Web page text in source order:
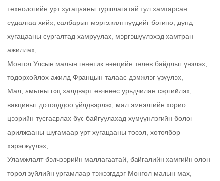
технологийн урт хугацааны туршлагатай тул хамтарсан
судалгаа хийх, салбарын мэргэжилтнүүдийг богино, дунд
хугацааны сургалтад хамруулах, мэргэшүүлэхэд хамтран
ажиллах,
Монгол Улсын малын генетик нөөцийн төлөв байдлыг үнэлэх,
тодорхойлох ажилд Францын талаас дэмжлэг үзүүлэх,
Мал, амьтны гоц халдварт өвчнөөс урьдчилан сэргийлэх,
вакциныг дотооддоо үйлдвэрлэх, мал эмнэлгийн хорио
цээрийн тусгаарлах бүс байгуулахад хүмүүнлэгийн болон
арилжааны шугамаар урт хугацааны төсөл, хөтөлбөр
хэрэгжүүлэх,
Уламжлалт бэлчээрийн маллагаатай, байгалийн хамгийн олон
төрөл зүйлийн ургамлаар тэжээгддэг Монгол малын мах,